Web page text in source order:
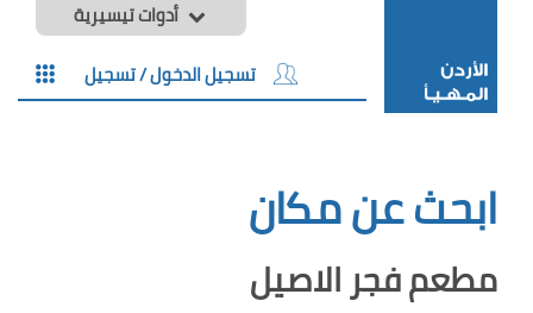
أدوات تيسيرية
تسجيل الدخول / تسجيل
ابحث عن مكان
مطعم فجر الاصيل